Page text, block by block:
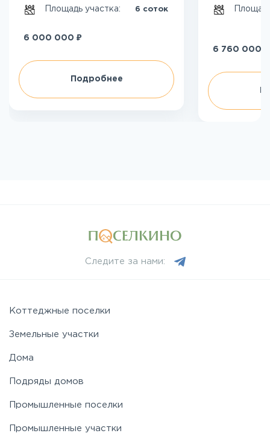
Площадь участка: 6 соток
6 000 000 ₽
Подробнее
6 760 000
Следите за нами:
Коттеджные поселки
Земельные участки
Дома
Подряды домов
Промышленные поселки
Промышленные участки